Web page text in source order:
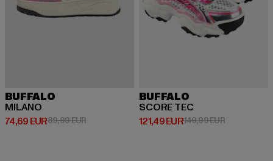
BUFFALO
MILANO
74,69 EUR
Derzeitiger Preis: 74,69 EUR
89,99 EURAktionspreis: 89,99 EUR
BUFFALO
SCORE TEC
121,49 EUR
Derzeitiger Preis: 121,49 EUR
149,99 EUR